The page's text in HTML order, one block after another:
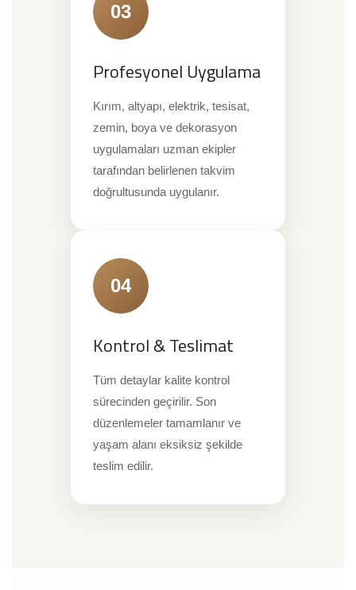
03
Profesyonel Uygulama
Kırım, altyapı, elektrik, tesisat,
zemin, boya ve dekorasyon
uygulamaları uzman ekipler
tarafından belirlenen takvim
doğrultusunda uygulanır.
04
Kontrol & Teslimat
Tüm detaylar kalite kontrol
sürecinden geçirilir. Son
düzenlemeler tamamlanır ve
yaşam alanı eksiksiz şekilde
teslim edilir.